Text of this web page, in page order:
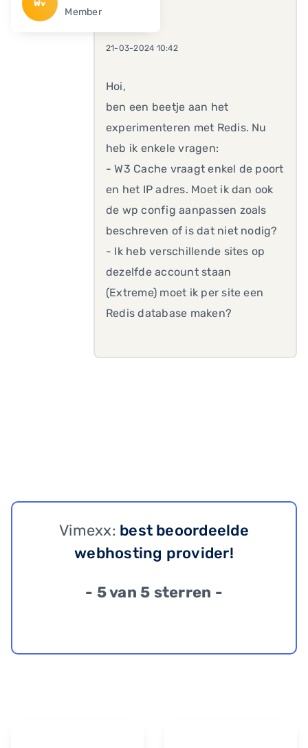
Wv
Member
21-03-2024 10:42
Hoi,
ben een beetje aan het
experimenteren met Redis. Nu
heb ik enkele vragen:
- W3 Cache vraagt enkel de poort
en het IP adres. Moet ik dan ook
de wp config aanpassen zoals
beschreven of is dat niet nodig?
- Ik heb verschillende sites op
dezelfde account staan
(Extreme) moet ik per site een
Redis database maken?
Vimexx: best beoordeelde
webhosting provider!
- 5 van 5 sterren -